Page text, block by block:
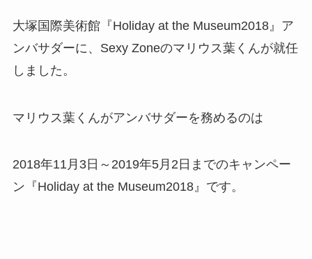
大塚国際美術館『Holiday at the Museum2018』ア
ンバサダーに、Sexy Zoneのマリウス葉くんが就任
しました。
マリウス葉くんがアンバサダーを務めるのは
2018年11月3日～2019年5月2日までのキャンペー
ン『Holiday at the Museum2018』です。